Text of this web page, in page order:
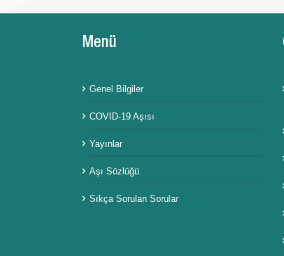
Menü
Genel Bilgiler
COVID-19 Aşısı
Yayınlar
Aşı Sözlüğü
Sıkça Sorulan Sorular